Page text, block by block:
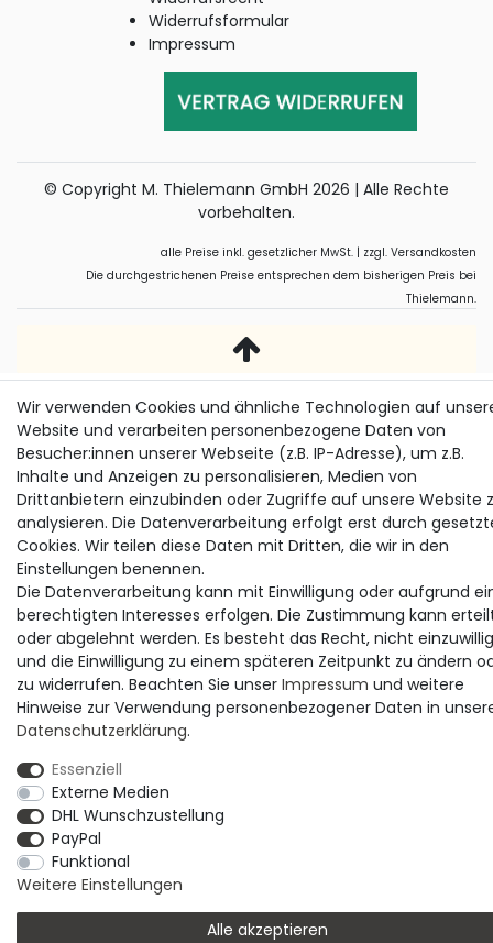
Widerrufsformular
Impressum
© Copyright M. Thielemann GmbH 2026 | Alle Rechte
vorbehalten.
alle Preise inkl. gesetzlicher MwSt. | zzgl. Versandkosten
Die durchgestrichenen Preise entsprechen dem bisherigen Preis bei
Thielemann.
Wir verwenden Cookies und ähnliche Technologien auf
Website und verarbeiten personenbezogene Daten von
Besucher:innen unserer Webseite (z.B. IP-Adresse), um z.B.
Inhalte und Anzeigen zu personalisieren, Medien von
Drittanbietern einzubinden oder Zugriffe auf unsere Website
analysieren. Die Datenverarbeitung erfolgt erst durch
Cookies. Wir teilen diese Daten mit Dritten, die wir in den
Einstellungen benennen.
Die Datenverarbeitung kann mit Einwilligung oder aufgrund
berechtigten Interesses erfolgen. Die Zustimmung kann
oder abgelehnt werden. Es besteht das Recht, nicht
und die Einwilligung zu einem späteren Zeitpunkt zu ändern
zu widerrufen. Beachten Sie unser Impressum und weitere
Hinweise zur Verwendung personenbezogener Daten in
Daten­schutz­erklärung.
Essenziell
Externe Medien
DHL Wunschzustellung
PayPal
Funktional
Weitere Einstellungen
Alle akzeptieren